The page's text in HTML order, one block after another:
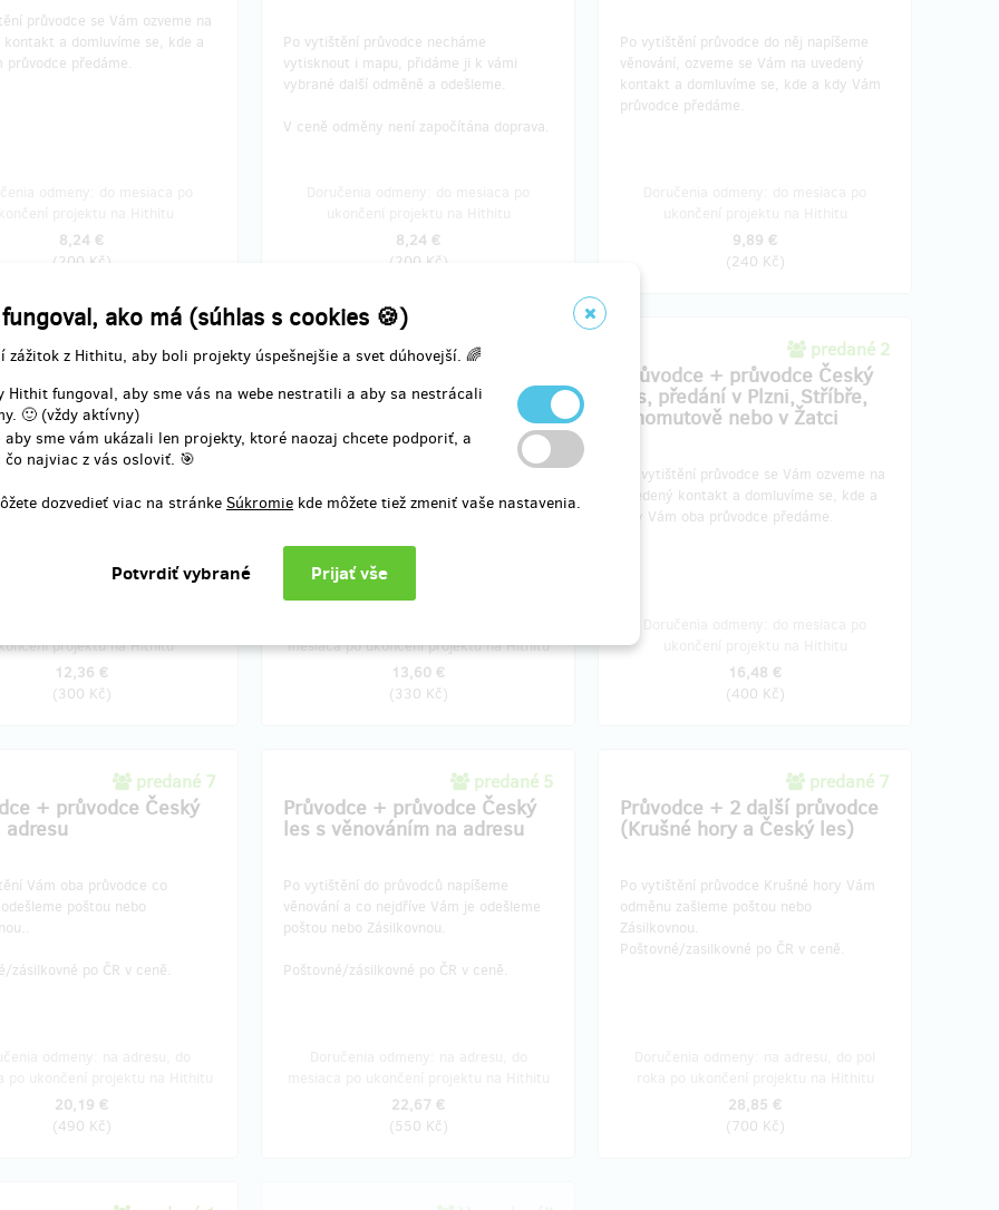
ako má (súhlas s cookies 🍪)
zážitok z Hithitu, aby boli projekty úspešnejšie a svet dúhovejší. 🌈
fungoval, aby sme vás na webe nestratili a aby sa nestrácali
🙂 (vždy aktívny)
sme vám ukázali len projekty, ktoré naozaj chcete podporiť, a
najviac z vás osloviť. 🎯
dozvedieť viac na stránke Súkromie kde môžete tiež zmeniť vaše nastavenia.
průvodce se Vám ozveme na
kontakt a domluvíme se, kde a
průvodce předáme.
8,24 €
(200 Kč)
Po vytištění průvodce necháme
vytisknout i mapu, přidáme ji k vámi
vybrané další odměně a odešleme.
V ceně odměny není započítána doprava.
8,24 €
(200 Kč)
Po vytištění průvodce do něj napíšeme
věnování, ozveme se Vám na uvedený
kontakt a domluvíme se, kde a kdy Vám
průvodce předáme.
9,89 €
(240 Kč)
predané 4
- Sněžka
průvodce necháme
tričko Vámi vybrané velikosti
přidáme ho k Vámi vybrané další
projektu na Hithitu
12,36 €
(300 Kč)
predané 12
adresu
Po vytištění průvodce do něj napíšeme
odešleme poštou nebo Zásilkovnou.
mesiaca po ukončení projektu na Hithitu
13,60 €
(330 Kč)
predané 2
Průvodce + průvodce Český
les, předání v Plzni, Stříbře,
Chomutově nebo v Žatci
​Po vytištění průvodce se Vám ozveme na
uvedený kontakt a domluvíme se, kde a
kdy Vám oba průvodce předáme.
16,48 €
(400 Kč)
predané 7
+ průvodce Český
adresu
Vám oba průvodce co
poštou nebo
zásilkovné po ČR v ceně.
20,19 €
(490 Kč)
predané 5
Průvodce + průvodce Český
les s věnováním na adresu
Po vytištění do průvodců napíšeme
věnování a co nejdříve Vám je odešleme
poštou nebo Zásilkovnou.
Poštovné/zásilkovné po ČR v ceně.
22,67 €
(550 Kč)
predané 7
Průvodce + 2 další průvodce
(Krušné hory a Český les)
Po vytištění průvodce Krušné hory Vám
odměnu zašleme poštou nebo
Zásilkovnou.
Poštovné/zasilkovné po ČR v ceně.
28,85 €
(700 Kč)